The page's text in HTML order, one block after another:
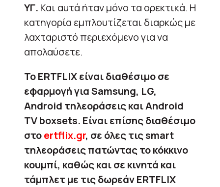
ΥΓ. Και αυτά ήταν μόνο τα ορεκτικά. Η
κατηγορία εμπλουτίζεται διαρκώς με
λαχταριστό περιεχόμενο για να
απολαύσετε.
Το ERTFLIX είναι διαθέσιμο σε
εφαρμογή για Samsung, LG,
Android τηλεοράσεις και Android
TV boxsets. Είναι επίσης διαθέσιμο
στοertflix.gr, σε όλες τις smart
τηλεοράσεις πατώντας το κόκκινο
κουμπί, καθώς και σε κινητά και
τάμπλετ με τις δωρεάν ERTFLIX